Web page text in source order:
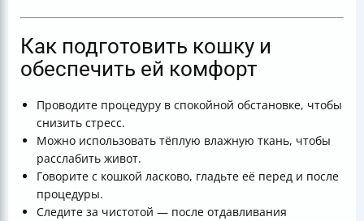
Как подготовить кошку и
обеспечить ей комфорт
Проводите процедуру в спокойной обстановке, чтобы
снизить стресс.
Можно использовать тёплую влажную ткань, чтобы
расслабить живот.
Говорите с кошкой ласково, гладьте её перед и после
процедуры.
Следите за чистотой — после отдавливания